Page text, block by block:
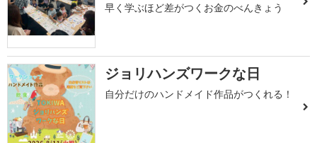
早く学ぶほど差がつくお金のべんきょう
ジョリハンズワークな日
自分だけのハンドメイド作品がつくれる！